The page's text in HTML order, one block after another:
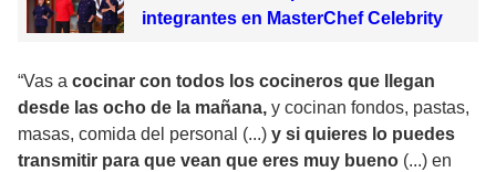
integrantes en MasterChef Celebrity
“Vas a cocinar con todos los cocineros que llegan
desde las ocho de la mañana, y cocinan fondos, pastas,
masas, comida del personal (...) y si quieres lo puedes
transmitir para que vean que eres muy bueno (...) en